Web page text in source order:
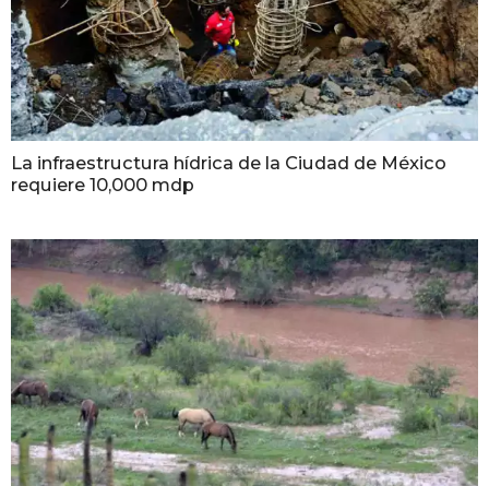
La infraestructura hídrica de la Ciudad de México
requiere 10,000 mdp